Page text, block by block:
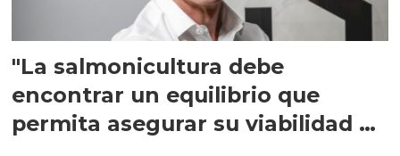
"La salmonicultura debe
encontrar un equilibrio que
permita asegurar su viabilidad de